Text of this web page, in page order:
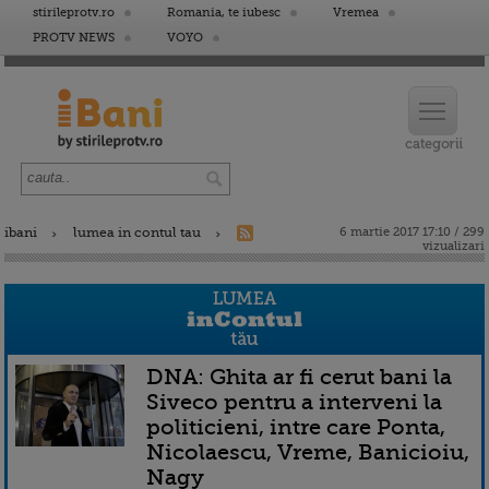
stirileprotv.ro Romania, te iubesc
Vremea
PROTV NEWS
VOYO
ibani lumea in contul tau
6 martie 2017 17:10 / 299
vizualizari
DNA: Ghita ar fi cerut bani la
Siveco pentru a interveni la
politicieni, intre care Ponta,
Nicolaescu, Vreme, Banicioiu,
Nagy